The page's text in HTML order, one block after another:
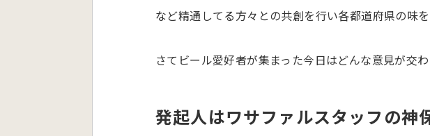
など精通してる方々との共創を行い各都道府県の味
さてビール愛好者が集まった今日はどんな意見が交わ
発起人はワサファルスタッフの神